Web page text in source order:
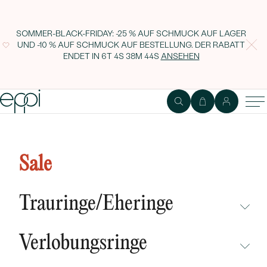
SOMMER-BLACK-FRIDAY: -25 % AUF SCHMUCK AUF LAGER
UND -10 % AUF SCHMUCK AUF BESTELLUNG. DER RABATT
ENDET IN 6T 4S 38M 43S ANSEHEN
Sale
Trauringe/Eheringe
NEUHEITEN
Verlobungsringe
Buchstabens Babire